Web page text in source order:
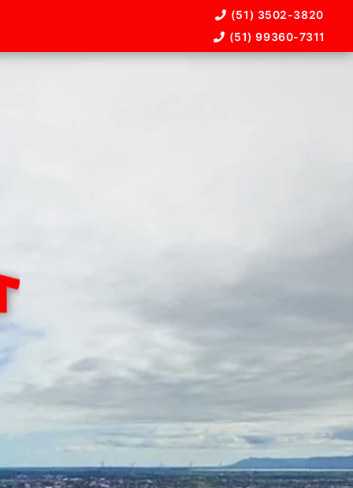
(51) 3502-3820
(51) 99360-7311